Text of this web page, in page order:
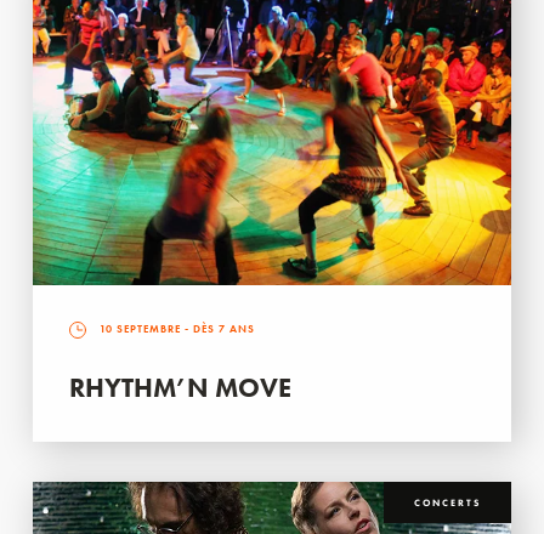
10 SEPTEMBRE - DÈS 7 ANS
RHYTHM’N MOVE
CONCERTS